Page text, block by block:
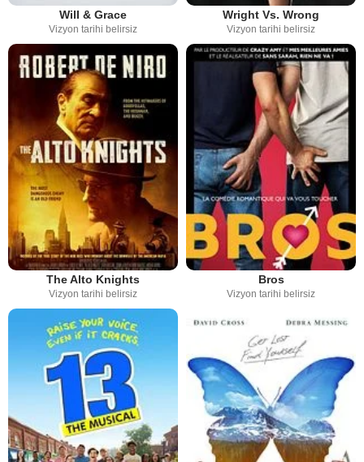
Will & Grace
Vizyon tarihi belirsiz
Wright Vs. Wrong
Vizyon tarihi belirsiz
The Alto Knights
Vizyon tarihi belirsiz
Bros
Vizyon tarihi belirsiz